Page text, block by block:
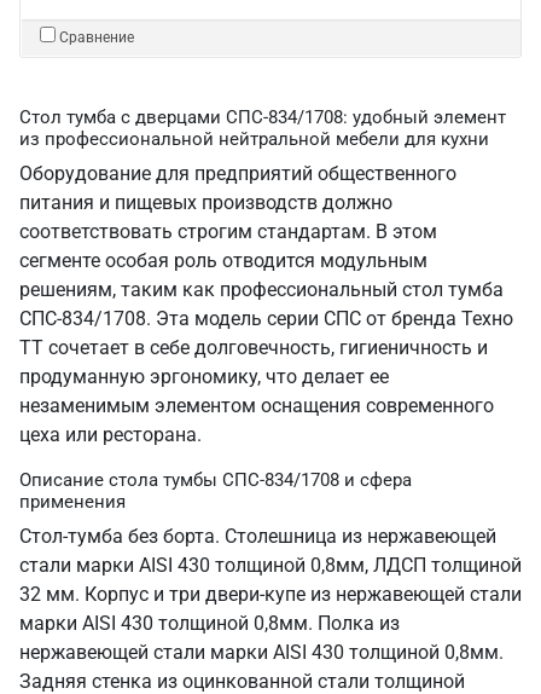
Сравнение
Стол тумба с дверцами СПС-834/1708: удобный элемент
из профессиональной нейтральной мебели для кухни
Оборудование для предприятий общественного
питания и пищевых производств должно
соответствовать строгим стандартам. В этом
сегменте особая роль отводится модульным
решениям, таким как профессиональный стол тумба
СПС-834/1708. Эта модель серии СПС от бренда Техно
ТТ сочетает в себе долговечность, гигиеничность и
продуманную эргономику, что делает ее
незаменимым элементом оснащения современного
цеха или ресторана.
Описание стола тумбы СПС-834/1708 и сфера
применения
Стол-тумба без борта. Столешница из нержавеющей
стали марки AISI 430 толщиной 0,8мм, ЛДСП толщиной
32 мм. Корпус и три двери-купе из нержавеющей стали
марки AISI 430 толщиной 0,8мм. Полка из
нержавеющей стали марки AISI 430 толщиной 0,8мм.
Задняя стенка из оцинкованной стали толщиной